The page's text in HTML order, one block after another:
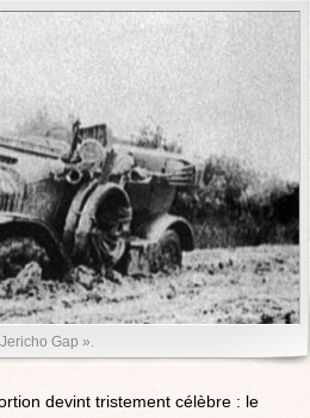
Gap ».
devint tristement célèbre : le